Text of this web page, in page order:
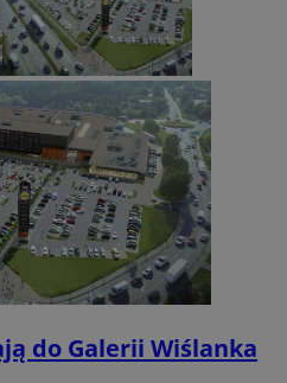
do Galerii Wiślanka